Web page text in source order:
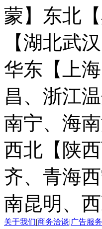
蒙】 东北
【湖北武
华东【上
昌、浙江
南宁、海南
西北【陕
齐、青海西
南昆明、西
关于我们|商务洽谈|广告服务